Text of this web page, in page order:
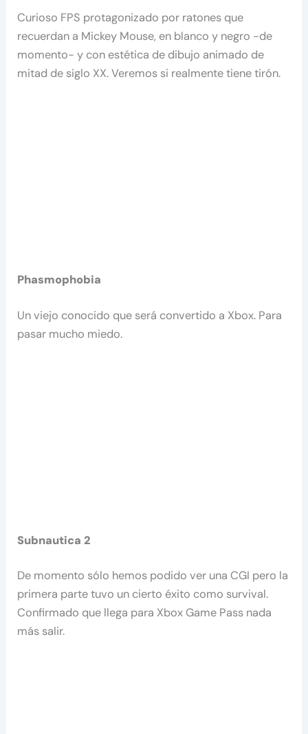
Curioso FPS protagonizado por ratones que
recuerdan a Mickey Mouse, en blanco y negro -de
momento- y con estética de dibujo animado de
mitad de siglo XX. Veremos si realmente tiene tirón.
Phasmophobia
Un viejo conocido que será convertido a Xbox. Para
pasar mucho miedo.
Subnautica 2
De momento sólo hemos podido ver una CGI pero la
primera parte tuvo un cierto éxito como survival.
Confirmado que llega para Xbox Game Pass nada
más salir.